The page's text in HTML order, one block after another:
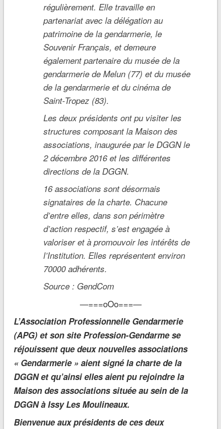
régulièrement. Elle travaille en
partenariat avec la délégation au
patrimoine de la gendarmerie, le
Souvenir Français, et demeure
également partenaire du musée de la
gendarmerie de Melun (77) et du musée
de la gendarmerie et du cinéma de
Saint-Tropez (83).
Les deux présidents ont pu visiter les
structures composant la Maison des
associations, inaugurée par le DGGN le
2 décembre 2016 et les différentes
directions de la DGGN.
16 associations sont désormais
signataires de la charte. Chacune
d’entre elles, dans son périmètre
d’action respectif, s’est engagée à
valoriser et à promouvoir les intérêts de
l’Institution. Elles représentent environ
70000 adhérents.
Source : GendCom
—===oOo===—
L’Association Professionnelle Gendarmerie
(APG) et son site Profession-Gendarme se
réjouissent que deux nouvelles associations
« Gendarmerie » aient signé la charte de la
DGGN et qu’ainsi elles aient pu rejoindre la
Maison des associations située au sein de la
DGGN à Issy Les Moulineaux.
Bienvenue aux présidents de ces deux